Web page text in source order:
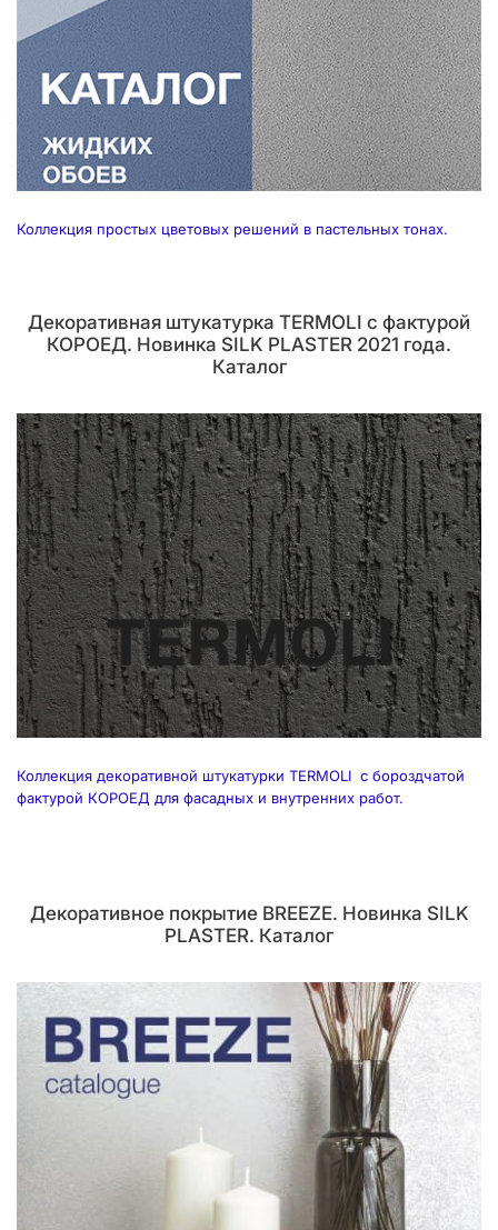
Коллекция простых цветовых решений в пастельных тонах.
Декоративная штукатурка TERMOLI с фактурой
КОРОЕД. Новинка SILK PLASTER 2021 года.
Каталог
Коллекция декоративной штукатурки TERMOLI с бороздчатой
фактурой КОРОЕД для фасадных и внутренних работ.
Декоративное покрытие BREEZE. Новинка SILK
PLASTER. Каталог